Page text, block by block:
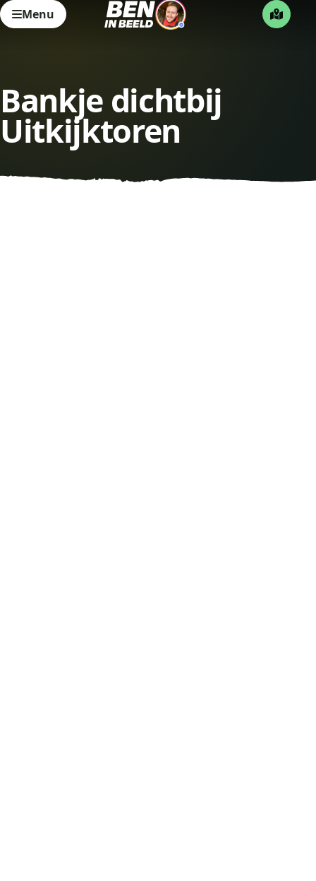
Menu
Bankje dichtbij
Uitkijktoren